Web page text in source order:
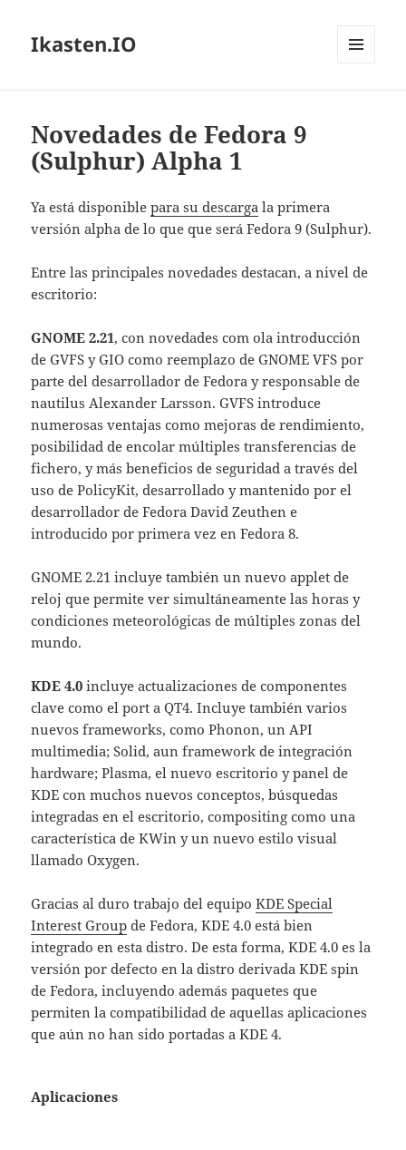
Ikasten.IO
Novedades de Fedora 9
(Sulphur) Alpha 1
Ya está disponiblepara su descarga la primera
versión alpha de lo que que será Fedora 9 (Sulphur).
Entre las principales novedades destacan, a nivel de
escritorio:
GNOME 2.21, con novedades com ola introducción
de GVFS y GIO como reemplazo de GNOME VFS por
parte del desarrollador de Fedora y responsable de
nautilus Alexander Larsson. GVFS introduce
numerosas ventajas como mejoras de rendimiento,
posibilidad de encolar múltiples transferencias de
fichero, y más beneficios de seguridad a través del
uso de PolicyKit, desarrollado y mantenido por el
desarrollador de Fedora David Zeuthen e
introducido por primera vez en Fedora 8.
GNOME 2.21 incluye también un nuevo applet de
reloj que permite ver simultáneamente las horas y
condiciones meteorológicas de múltiples zonas del
mundo.
KDE 4.0 incluye actualizaciones de componentes
clave como el port a QT4. Incluye también varios
nuevos frameworks, como Phonon, un API
multimedia; Solid, aun framework de integración
hardware; Plasma, el nuevo escritorio y panel de
KDE con muchos nuevos conceptos, búsquedas
integradas en el escritorio, compositing como una
característica de KWin y un nuevo estilo visual
llamado Oxygen.
Gracias al duro trabajo del equipoKDE Special
Interest Group de Fedora, KDE 4.0 está bien
integrado en esta distro. De esta forma, KDE 4.0 es la
versión por defecto en la distro derivada KDE spin
de Fedora, incluyendo además paquetes que
permiten la compatibilidad de aquellas aplicaciones
que aún no han sido portadas a KDE 4.
Aplicaciones